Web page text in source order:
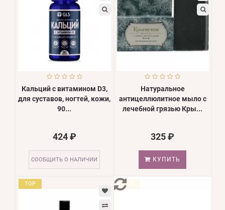
Кальций с витамином D3,
для суставов, ногтей, кожи,
90...
424 ₽
СООБЩИТЬ О НАЛИЧИИ
Натуральное
антицеллюлитное мыло с
лечебной грязью Кры...
325 ₽
КУПИТЬ
TOP TOP